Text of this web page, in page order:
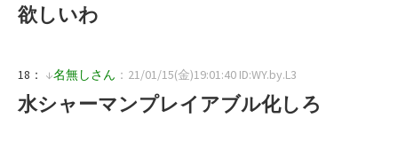
欲しいわ
18： ↓名無しさん ：21/01/15(金)19:01:40 ID:WY.by.L3
水シャーマンプレイアブル化しろ